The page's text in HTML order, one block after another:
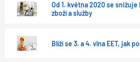
Od 1. května 2020 se snižuje
zboží a služby
Blíží se 3. a 4. vlna EET, jak